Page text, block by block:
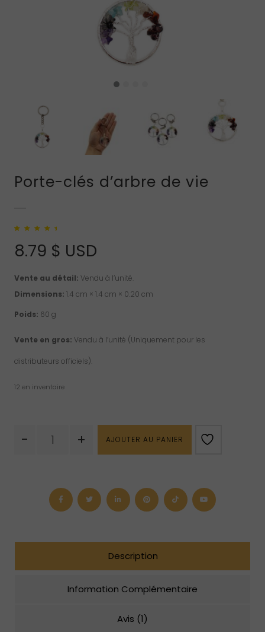
Porte-clés d’arbre de vie
notation client
8.79 $ USD
Vente au détail: Vendu à l’unité.
Dimensions: 1.4 cm × 1.4 cm × 0.20 cm
Poids: 60 g
Vente en gros: Vendu à l’unité (Uniquement pour les
distributeurs officiels).
12 en inventaire
-
de
+ AJOUTER AU PANIER
Description
Information Complémentaire
Avis (1)